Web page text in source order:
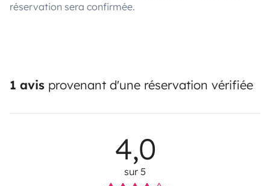
réservation sera confirmée.
1 avis provenant d'une réservation vérifiée
4,0
sur 5